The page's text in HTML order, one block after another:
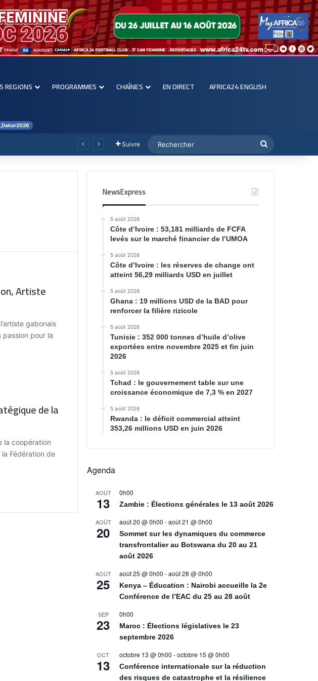
REGIONS PROGRAMMES CHAÎNES EN DIRECT AFRICA24 ENGLISH
Suivre
Artiste
gabonais
passion pour la
de la
la coopération
Fédération de
NewsExpress
5 août 2026
Côte d’Ivoire : 53,181 milliards de FCFA
levés sur le marché financier de l’UMOA
5 août 2026
Côte d’Ivoire : les réserves de change ont
atteint 56,29 milliards USD en juillet
5 août 2026
Ghana : 19 millions USD de la BAD pour
renforcer la filière rizicole
5 août 2026
Tunisie : 352 000 tonnes d’huile d’olive
exportées entre novembre 2025 et fin juin
2026
5 août 2026
Tchad : le gouvernement table sur une
croissance économique de 7,3 % en 2027
5 août 2026
Rwanda : le déficit commercial atteint
353,26 millions USD en juin 2026
Agenda
AOÛT
13
0h00
Zambie : Élections générales le 13 août 2026
AOÛT
20
août 20 @ 0h00 -août 21 @ 0h00
Sommet sur les dynamiques du commerce
transfrontalier au Botswana du 20 au 21
août 2026
AOÛT
25
août 25 @ 0h00 -août 28 @ 0h00
Kenya – Éducation : Nairobi accueille la 2e
Conférence de l’EAC du 25 au 28 août
SEP
23
0h00
Maroc : Élections législatives le 23
septembre 2026
OCT
13
octobre 13 @ 0h00 -octobre 15 @ 0h00
Conférence internationale sur la réduction
des risques de catastrophe et la résilience